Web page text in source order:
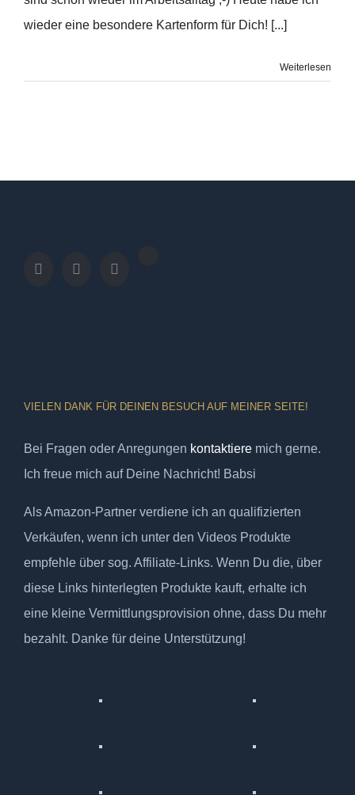
wieder eine besondere Kartenform für Dich! [...]
Weiterlesen
VIELEN DANK FÜR DEINEN BESUCH AUF MEINER SEITE!
Bei Fragen oder Anregungen kontaktiere mich gerne.
Ich freue mich auf Deine Nachricht! Babsi
Als Amazon-Partner verdiene ich an qualifizierten
Verkäufen, wenn ich unter den Videos Produkte
empfehle über sog. Affiliate-Links. Wenn Du die, über
diese Links hinterlegten Produkte kauft, erhalte ich
eine kleine Vermittlungsprovision ohne, dass Du mehr
bezahlt. Danke für deine Unterstützung!